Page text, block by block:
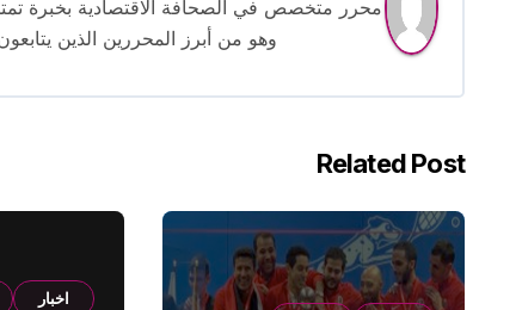
وهو من أبرز المحررين الذين
Related Post
اخبار